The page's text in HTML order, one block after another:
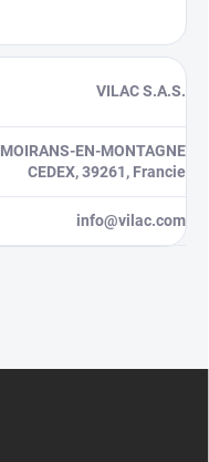
VILAC S.A.S.
MOIRANS-EN-MONTAGNE
CEDEX, 39261, Francie
info@vilac.com